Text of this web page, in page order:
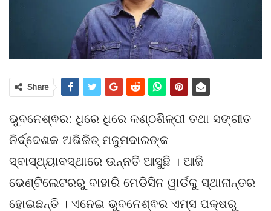
Share
ଭୁବନେଶ୍ଵର: ଧିରେ ଧିରେ କଣ୍ଠଶିଳ୍ପୀ ତଥା ସଙ୍ଗୀତ
ନିର୍ଦ୍ଦେଶକ ଅଭିଜିତ୍ ମଜୁମଦାରଙ୍କ
ସ୍ବାସ୍ଥ୍ୟାବସ୍ଥାରେ ଉନ୍ନତି ଆସୁଛି । ଆଜି
ଭେଣ୍ଟିଲେଟରରୁ ବାହାରି ମେଡିସିନ ୱାର୍ଡକୁ ସ୍ଥାନାନ୍ତର
ହୋଇଛନ୍ତି । ଏନେଇ ଭୁବନେଶ୍ଵର ଏମ୍ସ ପକ୍ଷରୁ